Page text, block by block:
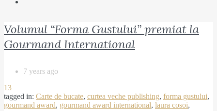
Volumul “Forma Gustului” premiat la
Gourmand International
7 years ago
13
tagged in: Carte de bucate, curtea veche publishing, forma gustului,
gourmand award, gourmand award international, laura cosoi,